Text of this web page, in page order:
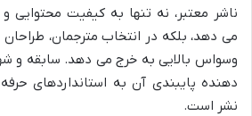
ناشر معتبر، نه تنها به کیفیت محتوایی
می دهد، بلکه در انتخاب مترجمان،
وسواس بالایی به خرج می دهد. سابقه و
دهنده پایبندی آن به استانداردهای
نشر است.